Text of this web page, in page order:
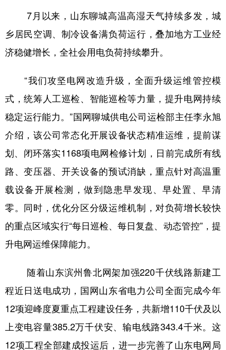
7月以来，山东聊城高温高湿天气持续多发，城
乡居民空调、制冷设备满负荷运行，叠加地方工业经
济稳健增长，全社会用电负荷持续攀升。
“我们攻坚电网改造升级，全面升级运维管控模
式，统筹人工巡检、智能巡检等力量，提升电网持续
稳定运行能力。”国网聊城供电公司运检部主任李永旭
介绍，该公司常态化开展设备状态精准运维，提前谋
划、闭环落实1168项电网检修计划，日前完成所有线
路、变压器、开关设备的预试消缺，重点针对高温重
载设备开展检测，做到隐患早发现、早处置、早清
零。同时，优化分区分级运维机制，对负荷增长较快
的重点区域实行“每日巡检、每日复盘、动态管控”，提
升电网运维保障能力。
随着山东滨州鲁北网架加强220千伏线路新建工
程近日送电成功，国网山东省电力公司全面完成今年
12项迎峰度夏重点工程建设任务，共新增110千伏及以
上变电容量385.2万千伏安、输电线路343.4千米。这
12项工程全部建成投运后，进一步完善了山东电网局